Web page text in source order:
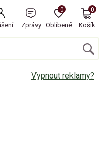
Zprávy Oblíbené
0
Košík
0
Vypnout reklamy?